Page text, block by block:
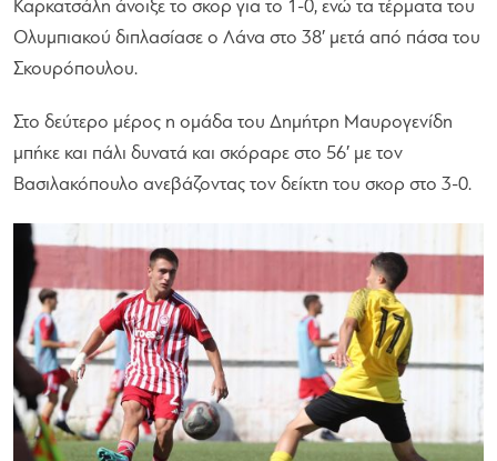
Καρκατσάλη άνοιξε το σκορ για το 1-0, ενώ τα τέρματα του
Ολυμπιακού διπλασίασε ο Λάνα στο 38′ μετά από πάσα του
Σκουρόπουλου.
Στο δεύτερο μέρος η ομάδα του Δημήτρη Μαυρογενίδη
μπήκε και πάλι δυνατά και σκόραρε στο 56′ με τον
Βασιλακόπουλο ανεβάζοντας τον δείκτη του σκορ στο 3-0.